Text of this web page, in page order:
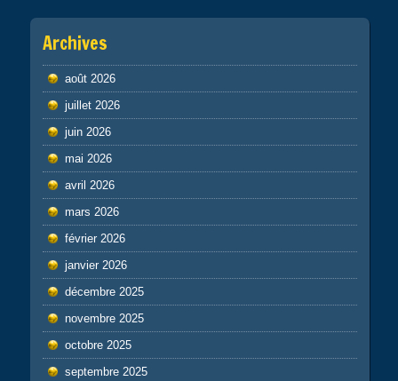
Archives
août 2026
juillet 2026
juin 2026
mai 2026
avril 2026
mars 2026
février 2026
janvier 2026
décembre 2025
novembre 2025
octobre 2025
septembre 2025